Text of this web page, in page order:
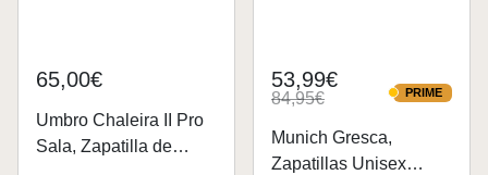
65,00€
Umbro Chaleira II Pro
Sala, Zapatilla de
53,99€
84,95€ PRIME
PRIME
Munich Gresca,
Zapatillas Unisex